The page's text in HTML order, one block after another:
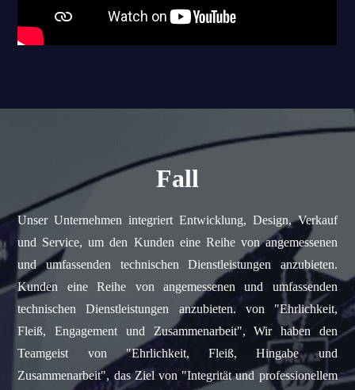
Fall
Unser Unternehmen integriert Entwicklung, Design, Verkauf
und Service, um den Kunden eine Reihe von angemessenen
und umfassenden technischen Dienstleistungen anzubieten.
Kunden eine Reihe von angemessenen und umfassenden
technischen Dienstleistungen anzubieten. von "Ehrlichkeit,
Fleiß, Engagement und Zusammenarbeit", Wir haben den
Teamgeist von "Ehrlichkeit, Fleiß, Hingabe und
Zusammenarbeit", das Ziel von "Integrität und professionellem